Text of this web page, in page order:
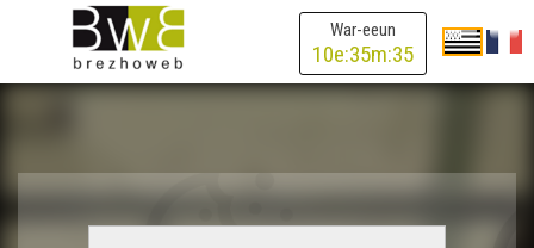
War-eeun
10e:35m:35
Koll-boued